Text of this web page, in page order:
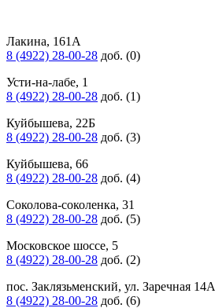
Лакина, 161А
8 (4922) 28-00-28 доб. (0)
Усти-на-лабе, 1
8 (4922) 28-00-28 доб. (1)
Куйбышева, 22Б
8 (4922) 28-00-28 доб. (3)
Куйбышева, 66
8 (4922) 28-00-28 доб. (4)
Соколова-соколенка, 31
8 (4922) 28-00-28 доб. (5)
Московское шоссе, 5
8 (4922) 28-00-28 доб. (2)
пос. Заклязьменский, ул. Заречная 14А
8 (4922) 28-00-28 доб. (6)